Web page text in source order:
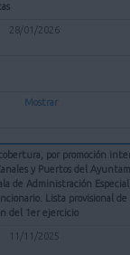
28/01/2026
Mostrar
por promoción
y Puertos del
de Administración
Lista provisional de
del 1er ejercicio
11/11/2025